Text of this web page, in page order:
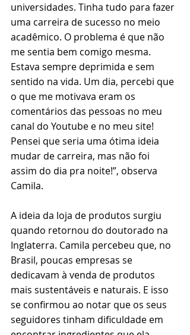
universidades. Tinha tudo para fazer
uma carreira de sucesso no meio
acadêmico. O problema é que não
me sentia bem comigo mesma.
Estava sempre deprimida e sem
sentido na vida. Um dia, percebi que
o que me motivava eram os
comentários das pessoas no meu
canal do Youtube e no meu site!
Pensei que seria uma ótima ideia
mudar de carreira, mas não foi
assim do dia pra noite!”, observa
Camila.
A ideia da loja de produtos surgiu
quando retornou do doutorado na
Inglaterra. Camila percebeu que, no
Brasil, poucas empresas se
dedicavam à venda de produtos
mais sustentáveis e naturais. E isso
se confirmou ao notar que os seus
seguidores tinham dificuldade em